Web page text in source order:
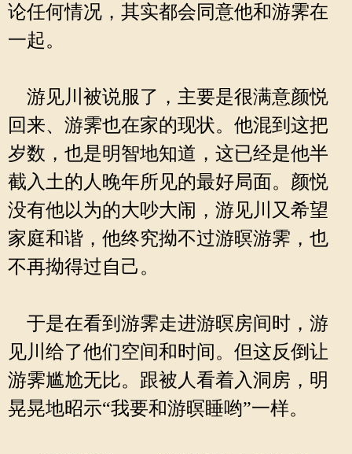
论任何情况，其实都会同意他和游霁在
一起。
游见川被说服了，主要是很满意颜悦
回来、游霁也在家的现状。他混到这把
岁数，也是明智地知道，这已经是他半
截入土的人晚年所见的最好局面。颜悦
没有他以为的大吵大闹，游见川又希望
家庭和谐，他终究拗不过游暝游霁，也
不再拗得过自己。
于是在看到游霁走进游暝房间时，游
见川给了他们空间和时间。但这反倒让
游霁尴尬无比。跟被人看着入洞房，明
晃晃地昭示“我要和游暝睡哟”一样。